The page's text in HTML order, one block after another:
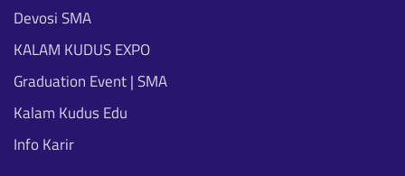
Devosi SMA
KALAM KUDUS EXPO
Graduation Event | SMA
Kalam Kudus Edu
Info Karir